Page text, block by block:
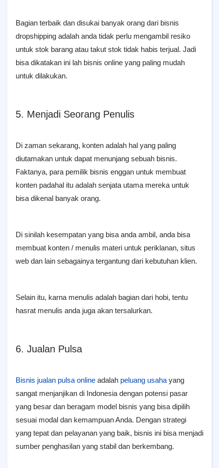
Bagian terbaik dan disukai banyak orang dari bisnis
dropshipping adalah anda tidak perlu mengambil resiko
untuk stok barang atau takut stok tidak habis terjual. Jadi
bisa dikatakan ini lah bisnis online yang paling mudah
untuk dilakukan.
5. Menjadi Seorang Penulis
Di zaman sekarang, konten adalah hal yang paling
diutamakan untuk dapat menunjang sebuah bisnis.
Faktanya, para pemilik bisnis enggan untuk membuat
konten padahal itu adalah senjata utama mereka untuk
bisa dikenal banyak orang.
Di sinilah kesempatan yang bisa anda ambil, anda bisa
membuat konten / menulis materi untuk periklanan, situs
web dan lain sebagainya tergantung dari kebutuhan klien.
Selain itu, karna menulis adalah bagian dari hobi, tentu
hasrat menulis anda juga akan tersalurkan.
6. Jualan Pulsa
Bisnis jualan pulsa online adalah peluang usaha yang
sangat menjanjikan di Indonesia dengan potensi pasar
yang besar dan beragam model bisnis yang bisa dipilih
sesuai modal dan kemampuan Anda. Dengan strategi
yang tepat dan pelayanan yang baik, bisnis ini bisa menjadi
sumber penghasilan yang stabil dan berkembang.